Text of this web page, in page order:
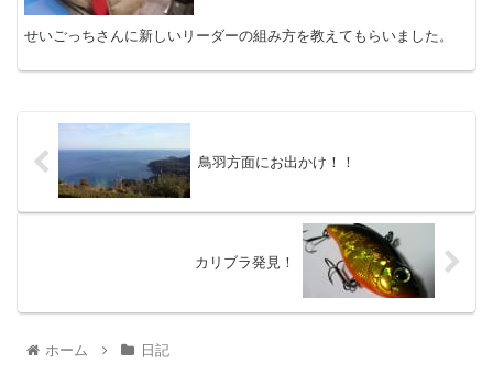
せいごっちさんに新しいリーダーの組み方を教えてもらいました。
鳥羽方面にお出かけ！！
カリブラ発見！
ホーム 日記